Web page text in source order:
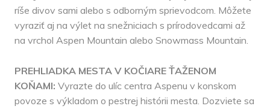
ríše divov sami alebo s odborným sprievodcom. Môžete
vyraziť aj na výlet na snežniciach s prírodovedcami až
na vrchol Aspen Mountain alebo Snowmass Mountain.
PREHLIADKA MESTA V KOČIARE ŤAŽENOM
KOŇAMI: Vyrazte do ulíc centra Aspenu v konskom
povoze s výkladom o pestrej histórii mesta. Dozviete sa